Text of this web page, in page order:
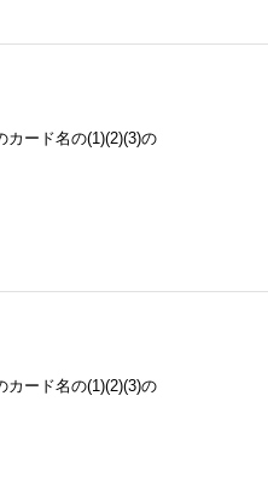
ード名の(1)(2)(3)の
ード名の(1)(2)(3)の